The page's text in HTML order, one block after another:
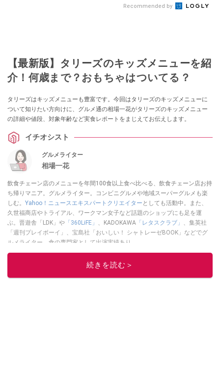
Recommended by
【最新版】タリーズのキッズメニューを紹
介！何歳まで？おもちゃはついてる？
タリーズはキッズメニューも豊富です。今回はタリーズのキッズメニューに
ついて知りたい方向けに、グルメ通の相場一花がタリーズのキッズメニュー
の詳細や値段、対象年齢など実食レポートをまじえてお伝えします。
イチオシスト
グルメライター
相場一花
飲食チェーン店のメニューを年間100食以上食べ比べる、飲食チェーン店お持
ち帰りマニア。グルメライター。コンビニグルメや地域スーパーグルメも楽
しむ。 Yahoo！ニュースエキスパートクリエイター としても活動中。また、
久世福商店やトライアル、ワークマン女子など話題のショップにも足を運
ぶ。晋遊舎「LDK」や 「360LiFE」 、KADOKAWA 「レタスクラブ」
、集英社
「週刊プレイボーイ」、宝島社「おいしい！ シャトレーゼBOOK」などでグ
ルメライター、食の専門家として出演実績あり。
続きを読む＞